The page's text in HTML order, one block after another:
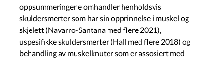
oppsummeringene omhandler henholdsvis
skuldersmerter som har sin opprinnelse i muskel og
skjelett (Navarro-Santana med flere 2021),
uspesifikke skuldersmerter (Hall med flere 2018) og
behandling av muskelknuter som er assosiert med